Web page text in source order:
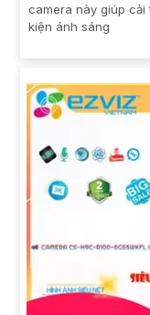
camera này giúp cải
kiện ánh sáng